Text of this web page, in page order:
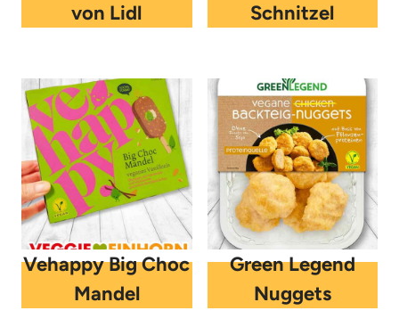
von Lidl
Schnitzel
Vehappy Big Choc
Mandel
Green Legend
Nuggets